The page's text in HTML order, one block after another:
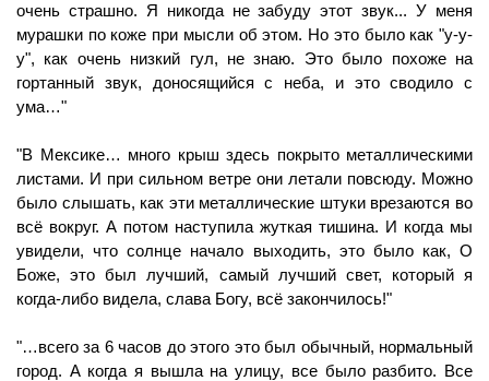
очень страшно. Я никогда не забуду этот звук... У меня
мурашки по коже при мысли об этом. Но это было как "у-у-
у", как очень низкий гул, не знаю. Это было похоже на
гортанный звук, доносящийся с неба, и это сводило с
ума…"
"В Мексике… много крыш здесь покрыто металлическими
листами. И при сильном ветре они летали повсюду. Можно
было слышать, как эти металлические штуки врезаются во
всё вокруг. А потом наступила жуткая тишина. И когда мы
увидели, что солнце начало выходить, это было как, О
Боже, это был лучший, самый лучший свет, который я
когда-либо видела, слава Богу, всё закончилось!"
"…всего за 6 часов до этого это был обычный, нормальный
город. А когда я вышла на улицу, все было разбито. Все